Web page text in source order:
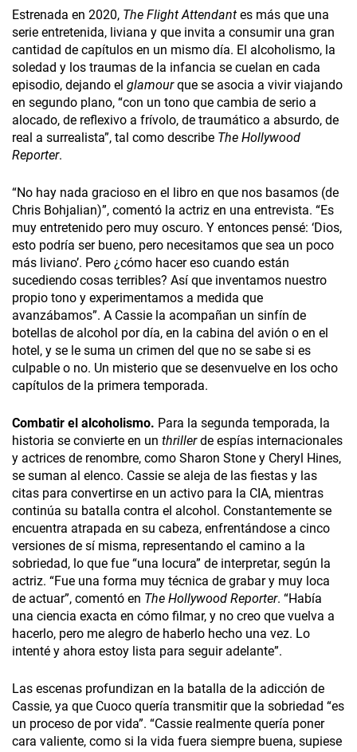
Estrenada en 2020, The Flight Attendant es más que una
serie entretenida, liviana y que invita a consumir una gran
cantidad de capítulos en un mismo día. El alcoholismo, la
soledad y los traumas de la infancia se cuelan en cada
episodio, dejando el glamourque se asocia a vivir viajando
en segundo plano, “con un tono que cambia de serio a
alocado, de reflexivo a frívolo, de traumático a absurdo, de
real a surrealista”, tal como describe The Hollywood
Reporter.
“No hay nada gracioso en el libro en que nos basamos (de
Chris Bohjalian)”, comentó la actriz en una entrevista. “Es
muy entretenido pero muy oscuro. Y entonces pensé: ‘Dios,
esto podría ser bueno, pero necesitamos que sea un poco
más liviano’. Pero ¿cómo hacer eso cuando están
sucediendo cosas terribles? Así que inventamos nuestro
propio tono y experimentamos a medida que
avanzábamos”. A Cassie la acompañan un sinfín de
botellas de alcohol por día, en la cabina del avión o en el
hotel, y se le suma un crimen del que no se sabe si es
culpable o no. Un misterio que se desenvuelve en los ocho
capítulos de la primera temporada.
Combatir el alcoholismo. Para la segunda temporada, la
historia se convierte en un thrillerde espías internacionales
y actrices de renombre, como Sharon Stone y Cheryl Hines,
se suman al elenco. Cassie se aleja de las fiestas y las
citas para convertirse en un activo para la CIA, mientras
continúa su batalla contra el alcohol. Constantemente se
encuentra atrapada en su cabeza, enfrentándose a cinco
versiones de sí misma, representando el camino a la
sobriedad, lo que fue “una locura” de interpretar, según la
actriz. “Fue una forma muy técnica de grabar y muy loca
de actuar”, comentó en The Hollywood Reporter. “Había
una ciencia exacta en cómo filmar, y no creo que vuelva a
hacerlo, pero me alegro de haberlo hecho una vez. Lo
intenté y ahora estoy lista para seguir adelante”.
Las escenas profundizan en la batalla de la adicción de
Cassie, ya que Cuoco quería transmitir que la sobriedad “es
un proceso de por vida”. “Cassie realmente quería poner
cara valiente, como si la vida fuera siempre buena, supiese